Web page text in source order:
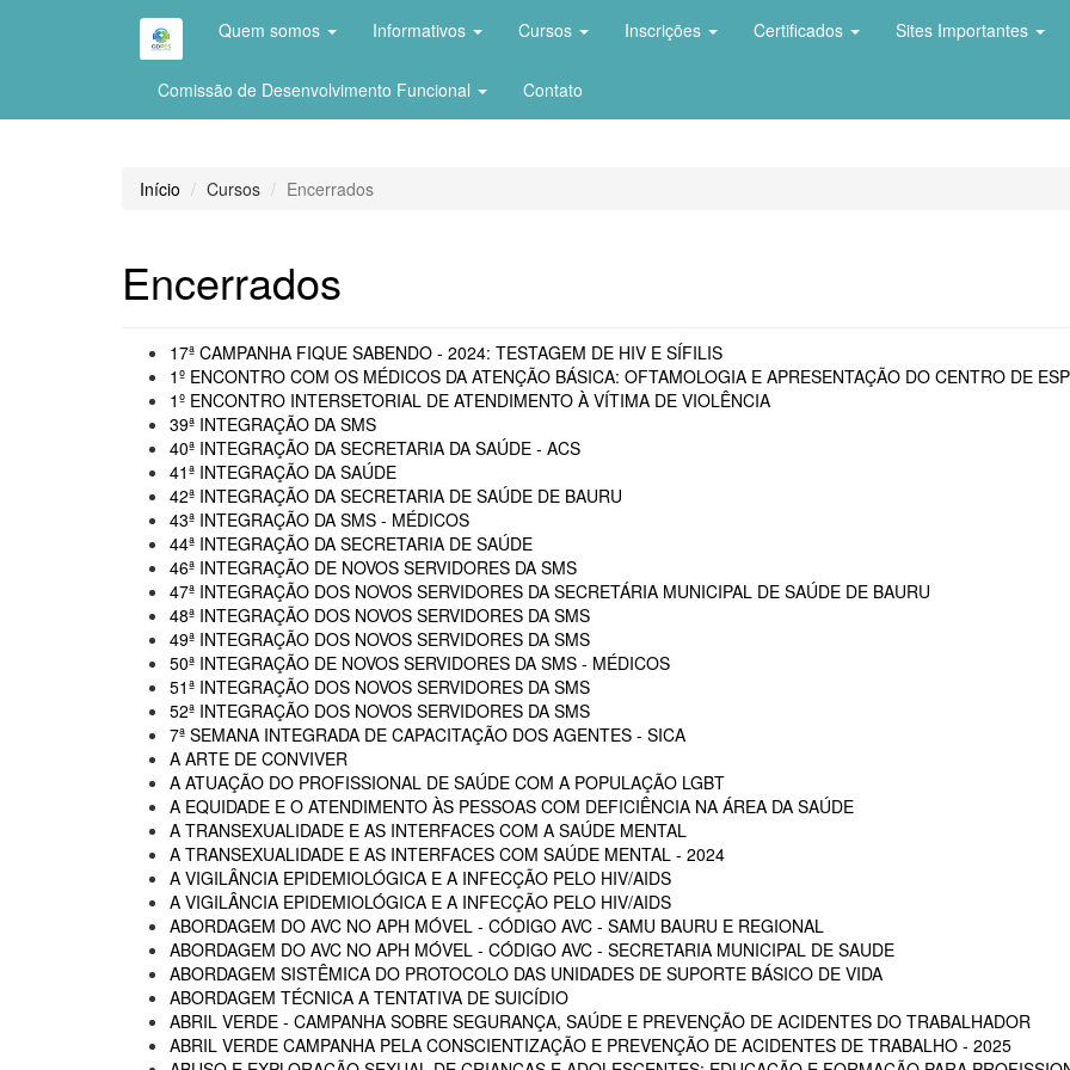
Quem somos Informativos Cursos Inscrições Certificados Sites Importantes
Comissão de Desenvolvimento Funcional Contato
Início Cursos Encerrados
Encerrados
17ª CAMPANHA FIQUE SABENDO - 2024: TESTAGEM DE HIV E SÍFILIS
1º ENCONTRO COM OS MÉDICOS DA ATENÇÃO BÁSICA: OFTAMOLOGIA E APRESENTAÇÃO DO CENTRO DE
1º ENCONTRO INTERSETORIAL DE ATENDIMENTO À VÍTIMA DE VIOLÊNCIA
39ª INTEGRAÇÃO DA SMS
40ª INTEGRAÇÃO DA SECRETARIA DA SAÚDE - ACS
41ª INTEGRAÇÃO DA SAÚDE
42ª INTEGRAÇÃO DA SECRETARIA DE SAÚDE DE BAURU
43ª INTEGRAÇÃO DA SMS - MÉDICOS
44ª INTEGRAÇÃO DA SECRETARIA DE SAÚDE
46ª INTEGRAÇÃO DE NOVOS SERVIDORES DA SMS
47ª INTEGRAÇÃO DOS NOVOS SERVIDORES DA SECRETÁRIA MUNICIPAL DE SAÚDE DE BAURU
48ª INTEGRAÇÃO DOS NOVOS SERVIDORES DA SMS
49ª INTEGRAÇÃO DOS NOVOS SERVIDORES DA SMS
50ª INTEGRAÇÃO DE NOVOS SERVIDORES DA SMS - MÉDICOS
51ª INTEGRAÇÃO DOS NOVOS SERVIDORES DA SMS
52ª INTEGRAÇÃO DOS NOVOS SERVIDORES DA SMS
7ª SEMANA INTEGRADA DE CAPACITAÇÃO DOS AGENTES - SICA
A ARTE DE CONVIVER
A ATUAÇÃO DO PROFISSIONAL DE SAÚDE COM A POPULAÇÃO LGBT
A EQUIDADE E O ATENDIMENTO ÀS PESSOAS COM DEFICIÊNCIA NA ÁREA DA SAÚDE
A TRANSEXUALIDADE E AS INTERFACES COM A SAÚDE MENTAL
A TRANSEXUALIDADE E AS INTERFACES COM SAÚDE MENTAL - 2024
A VIGILÂNCIA EPIDEMIOLÓGICA E A INFECÇÃO PELO HIV/AIDS
A VIGILÂNCIA EPIDEMIOLÓGICA E A INFECÇÃO PELO HIV/AIDS
ABORDAGEM DO AVC NO APH MÓVEL - CÓDIGO AVC - SAMU BAURU E REGIONAL
ABORDAGEM DO AVC NO APH MÓVEL - CÓDIGO AVC - SECRETARIA MUNICIPAL DE SAUDE
ABORDAGEM SISTÊMICA DO PROTOCOLO DAS UNIDADES DE SUPORTE BÁSICO DE VIDA
ABORDAGEM TÉCNICA A TENTATIVA DE SUICÍDIO
ABRIL VERDE - CAMPANHA SOBRE SEGURANÇA, SAÚDE E PREVENÇÃO DE ACIDENTES DO TRABALHADOR
ABRIL VERDE CAMPANHA PELA CONSCIENTIZAÇÃO E PREVENÇÃO DE ACIDENTES DE TRABALHO - 2025